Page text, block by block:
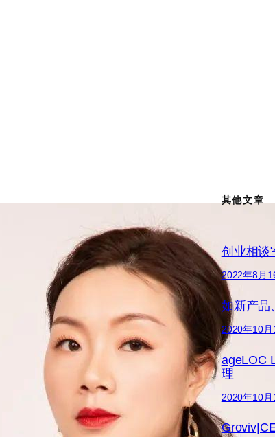
其他文章
创业相谈
2022年8月
如新产品
2020年10月
ageLOC
理
2020年10月